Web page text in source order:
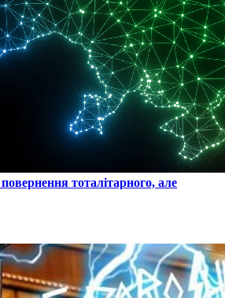
тоталітарного, але